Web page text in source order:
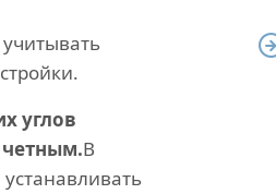
углов
В